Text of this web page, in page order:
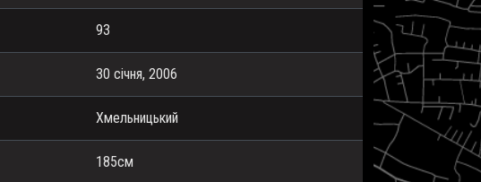
93
30 січня, 2006
Хмельницький
185см